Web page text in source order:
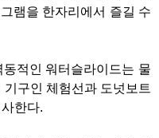
램을 한자리에서 즐길 수
적인 워터슬라이드는 물
구인 체험선과 도넛보트
한다.